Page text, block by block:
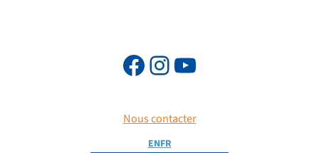
Nous contacter
ENFR